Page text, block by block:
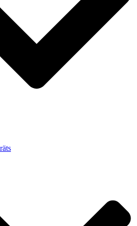
von Harald Schwiers
Streifzüge
von Harald Schwiers
mit Sigrid Balke
– Out of The Länd
Uli Rothfuss